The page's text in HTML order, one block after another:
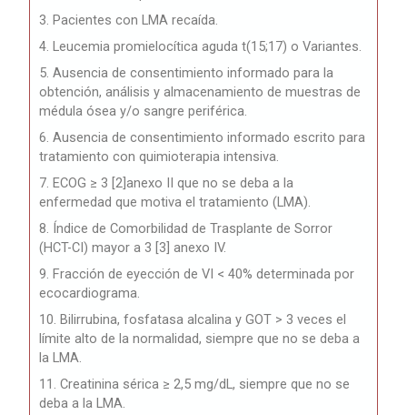
3. Pacientes con LMA recaída.
4. Leucemia promielocítica aguda t(15;17) o Variantes.
5. Ausencia de consentimiento informado para la
obtención, análisis y almacenamiento de muestras de
médula ósea y/o sangre periférica.
6. Ausencia de consentimiento informado escrito para
tratamiento con quimioterapia intensiva.
7. ECOG ≥ 3 [2]anexo II que no se deba a la
enfermedad que motiva el tratamiento (LMA).
8. Índice de Comorbilidad de Trasplante de Sorror
(HCT-CI) mayor a 3 [3] anexo IV.
9. Fracción de eyección de VI < 40% determinada por
ecocardiograma.
10. Bilirrubina, fosfatasa alcalina y GOT > 3 veces el
límite alto de la normalidad, siempre que no se deba a
la LMA.
11. Creatinina sérica ≥ 2,5 mg/dL, siempre que no se
deba a la LMA.